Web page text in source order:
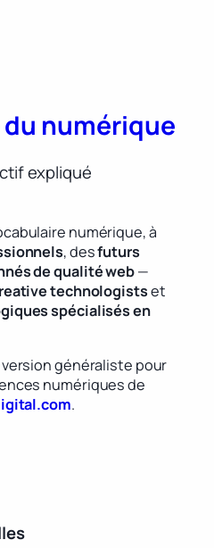
numérique
expliqué
numérique, à
, desfuturs
de qualité web—
technologistset
spécialisés en
généraliste pour
numériques de
.